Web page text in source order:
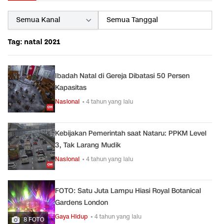
Tag: natal 2021
Ibadah Natal di Gereja Dibatasi 50 Persen
Kapasitas
Nasional • 4 tahun yang lalu
Kebijakan Pemerintah saat Nataru: PPKM Level
3, Tak Larang Mudik
Nasional • 4 tahun yang lalu
8 FOTO
FOTO: Satu Juta Lampu Hiasi Royal Botanical
Gardens London
Gaya Hidup • 4 tahun yang lalu